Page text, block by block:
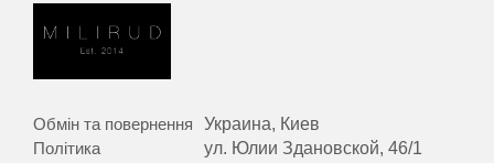
Обмін та повернення
Політика
Украина, Киев
ул. Юлии Здановской, 46/1